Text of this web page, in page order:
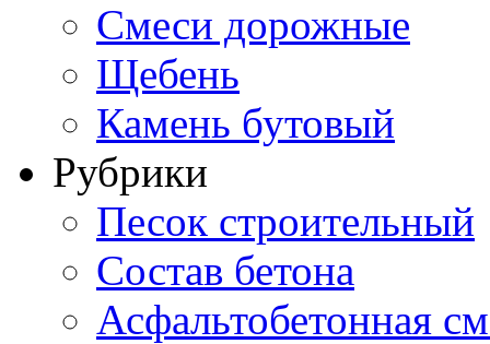
Смеси дорожные
Щебень
Камень бутовый
Рубрики
Песок строительный
Состав бетона
Асфальтобетонная